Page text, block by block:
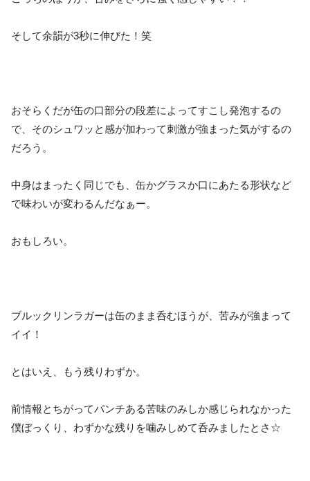
そして余韻が3秒に伸びた！笑
おそらくだが缶の口部分の段差によってすこし発泡するの
で、そのシュワッと感が加わって刺激が強まった気がするの
だろう。
中身はまったく同じでも、缶かグラスか口にあたる形状など
で味わいが変わるんだなぁー。
おもしろい。
ブルックリンラガーは缶のまま呑むほうが、苦みが強まって
イイ！
とはいえ、もう残りわずか。
前情報とちがってパンチある苦味のみしか感じられなかった
僕ぼっくり、わずかな残りを噛みしめて呑みましたとさ☆